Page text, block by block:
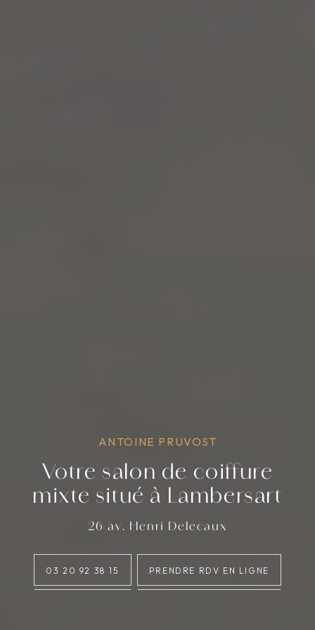
ANTOINE PRUVOST
Votre salon de coiffure
mixte situé à Lambersart
26 av. Henri Delecaux
03 20 92 38 15 PRENDRE RDV EN LIGNE